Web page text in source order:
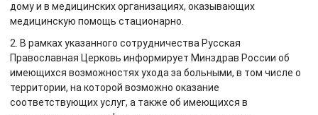
дому и в медицинских организациях, оказывающих
медицинскую помощь стационарно.
2. В рамках указанного сотрудничества Русская
Православная Церковь информирует Минздрав России об
имеющихся возможностях ухода за больными, в том числе о
территории, на которой возможно оказание
соответствующих услуг, а также об имеющихся в